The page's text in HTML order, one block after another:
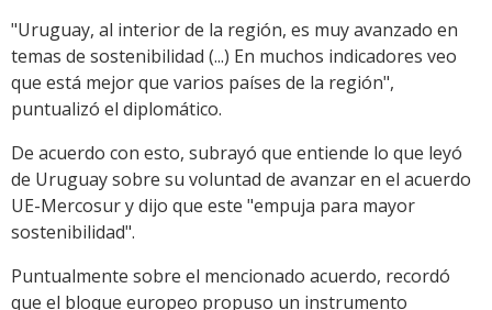
"Uruguay, al interior de la región, es muy avanzado en
temas de sostenibilidad (...) En muchos indicadores veo
que está mejor que varios países de la región",
puntualizó el diplomático.
De acuerdo con esto, subrayó que entiende lo que leyó
de Uruguay sobre su voluntad de avanzar en el acuerdo
UE-Mercosur y dijo que este "empuja para mayor
sostenibilidad".
Puntualmente sobre el mencionado acuerdo, recordó
que el bloque europeo propuso un instrumento